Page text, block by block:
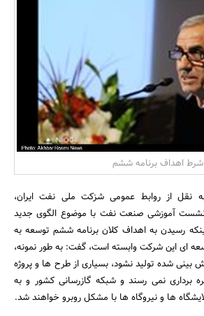
مسکن و ساختمان
اهداف برنامه ششم
نقل از روابط عمومی شزکت ملی نفت ایران،
آموزشی صنعت نفت با موضوع الگوی جدید
اینکه رسیدن به اهداف کلان برنامه ششم توسعه به
ای این شرکت وابسته است، گفت: به طور نمونه،
بینی شده تولید نشود، بسیاری از طرح ها و پروژه
برداری نمی رسند و شبکه گازرسانی کشور و به
ها و نیروگاه ها با مشکل روبرو خواهند شد.